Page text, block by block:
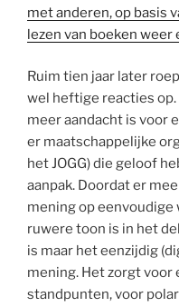
met anderen, op basis
lezen van boeken weer
Ruim tien jaar later
wel heftige reacties
meer aandacht is voor
er maatschappelijke
het JOGG) die geloof
aanpak. Doordat er
mening op eenvoudige
ruwere toon is in het
is maar het eenzijdig
mening. Het zorgt voor
standpunten, voor